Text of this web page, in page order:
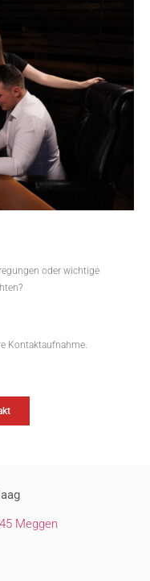
...
oder wichtige
Kontaktaufnahme.
Meggen